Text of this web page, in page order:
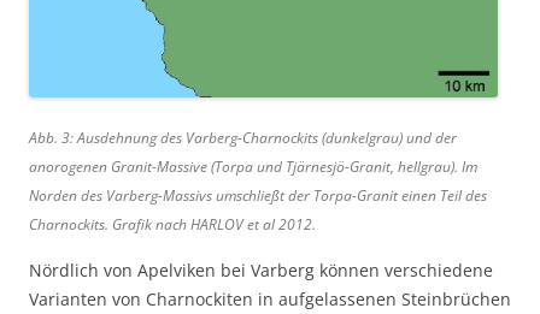
Abb. 3: Ausdehnung des Varberg-Charnockits (dunkelgrau) und der
anorogenen Granit-Massive (Torpa und Tjärnesjö-Granit, hellgrau). Im
Norden des Varberg-Massivs umschließt der Torpa-Granit einen Teil des
Charnockits. Grafik nach HARLOV et al 2012.
Nördlich von Apelviken bei Varberg können verschiedene
Varianten von Charnockiten in aufgelassenen Steinbrüchen